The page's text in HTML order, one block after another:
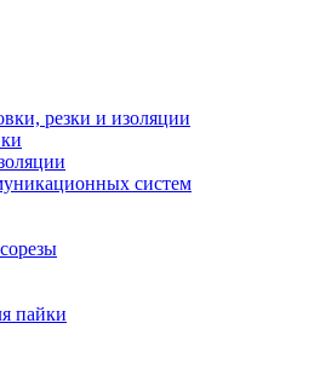
резки и изоляции
систем
пайки